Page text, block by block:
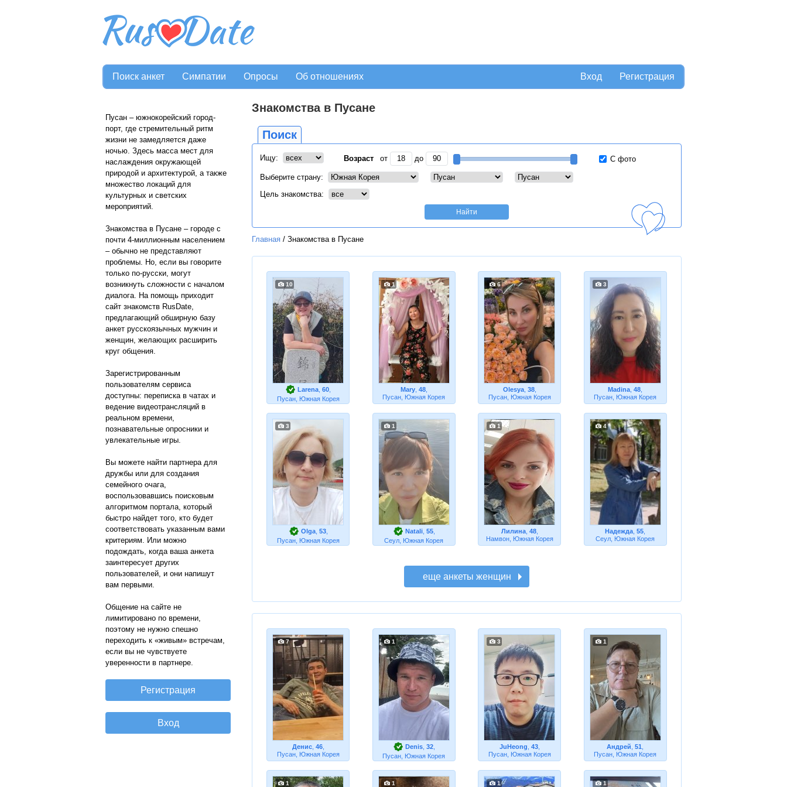
Поиск анкет Симпатии Опросы Об отношениях Регистрация
Вход
Пусан – южнокорейский город-
порт, где стремительный ритм
жизни не замедляется даже
ночью. Здесь масса мест для
наслаждения окружающей
природой и архитектурой, а также
множество локаций для
культурных и светских
мероприятий.
Знакомства в Пусане – городе с
почти 4-миллионным населением
– обычно не представляют
проблемы. Но, если вы говорите
только по-русски, могут
возникнуть сложности с началом
диалога. На помощь приходит
сайт знакомств RusDate,
предлагающий обширную базу
анкет русскоязычных мужчин и
женщин, желающих расширить
круг общения.
Зарегистрированным
пользователям сервиса
доступны: переписка в чатах и
ведение видеотрансляций в
реальном времени,
познавательные опросники и
увлекательные игры.
Вы можете найти партнера для
дружбы или для создания
семейного очага,
воспользовавшись поисковым
алгоритмом портала, который
быстро найдет того, кто будет
соответствовать указанным вами
критериям. Или можно
подождать, когда ваша анкета
заинтересует других
пользователей, и они напишут
вам первыми.
Общение на сайте не
лимитировано по времени,
поэтому не нужно спешно
переходить к «живым» встречам,
если вы не чувствуете
уверенности в партнере.
Знакомства в Пусане
Поиск
Ищу: Возраст от до С фото
Выберите страну:
Цель знакомства:
Главная / Знакомства в Пусане
10
Larena ,60
Пусан, Южная Корея
1
Mary, 48,
Пусан, Южная Корея
6
Olesya, 38,
Пусан, Южная Корея
3
Madina ,48
Пусан, Южная Корея
3
Olga, 53,
Пусан, Южная Корея
1
Natali, 55,
Сеул, Южная Корея
1
Лилина, 48,
Намвон, Южная Корея
4
Надежда ,55
Сеул, Южная Корея
7
Денис, 46,
Пусан, Южная Корея
1
Denis, 32,
Пусан, Южная Корея
3
JuHeong 43,
Пусан, Южная Корея
1
Андрей ,51
Пусан, Южная Корея
1 1 1 1